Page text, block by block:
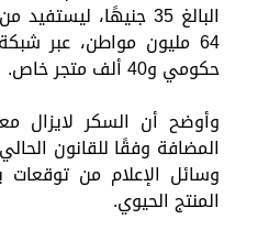
البالغ 35 جنيهًا،
حكومي و40 ألف متجر خاص.
وأوضح أن السكر لايزال
المضافة وفقًا للقانون
وسائل الإعلام من
المنتج الحيوي.